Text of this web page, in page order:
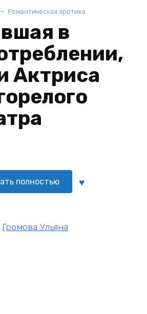
Романтическая эротика
в
Актриса
полностью
Громова Ульяна